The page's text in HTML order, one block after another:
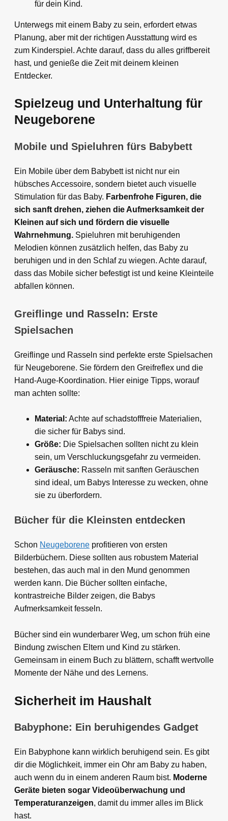
für dein Kind.
Unterwegs mit einem Baby zu sein, erfordert etwas
Planung, aber mit der richtigen Ausstattung wird es
zum Kinderspiel. Achte darauf, dass du alles griffbereit
hast, und genieße die Zeit mit deinem kleinen
Entdecker.
Spielzeug und Unterhaltung für
Neugeborene
Mobile und Spieluhren fürs Babybett
Ein Mobile über dem Babybett ist nicht nur ein
hübsches Accessoire, sondern bietet auch visuelle
Stimulation für das Baby. Farbenfrohe Figuren, die
sich sanft drehen, ziehen die Aufmerksamkeit der
Kleinen auf sich und fördern die visuelle
Wahrnehmung. Spieluhren mit beruhigenden
Melodien können zusätzlich helfen, das Baby zu
beruhigen und in den Schlaf zu wiegen. Achte darauf,
dass das Mobile sicher befestigt ist und keine Kleinteile
abfallen können.
Greiflinge und Rasseln: Erste
Spielsachen
Greiflinge und Rasseln sind perfekte erste Spielsachen
für Neugeborene. Sie fördern den Greifreflex und die
Hand-Auge-Koordination. Hier einige Tipps, worauf
man achten sollte:
Material: Achte auf schadstofffreie Materialien,
die sicher für Babys sind.
Größe: Die Spielsachen sollten nicht zu klein
sein, um Verschluckungsgefahr zu vermeiden.
Geräusche: Rasseln mit sanften Geräuschen
sind ideal, um Babys Interesse zu wecken, ohne
sie zu überfordern.
Bücher für die Kleinsten entdecken
Schon Neugeborene profitieren von ersten
Bilderbüchern. Diese sollten aus robustem Material
bestehen, das auch mal in den Mund genommen
werden kann. Die Bücher sollten einfache,
kontrastreiche Bilder zeigen, die Babys
Aufmerksamkeit fesseln.
Bücher sind ein wunderbarer Weg, um schon früh eine
Bindung zwischen Eltern und Kind zu stärken.
Gemeinsam in einem Buch zu blättern, schafft wertvolle
Momente der Nähe und des Lernens.
Sicherheit im Haushalt
Babyphone: Ein beruhigendes Gadget
Ein Babyphone kann wirklich beruhigend sein. Es gibt
dir die Möglichkeit, immer ein Ohr am Baby zu haben,
auch wenn du in einem anderen Raum bist. Moderne
Geräte bieten sogar Videoüberwachung und
Temperaturanzeigen, damit du immer alles im Blick
hast.